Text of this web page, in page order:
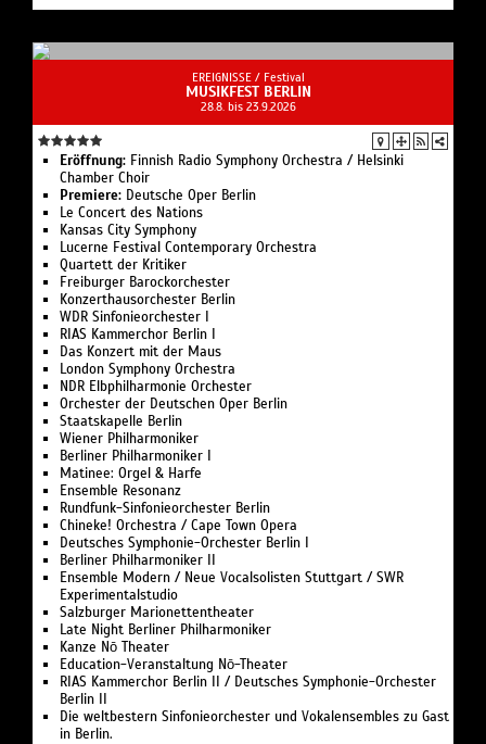
EREIGNISSE / Festival
MUSIKFEST BERLIN
28.8. bis 23.9.2026
Eröffnung: Finnish Radio Symphony Orchestra / Helsinki
Chamber Choir
Premiere: Deutsche Oper Berlin
Le Concert des Nations
Kansas City Symphony
Lucerne Festival Contemporary Orchestra
Quartett der Kritiker
Freiburger Barockorchester
Konzerthausorchester Berlin
WDR Sinfonieorchester I
RIAS Kammerchor Berlin I
Das Konzert mit der Maus
London Symphony Orchestra
NDR Elbphilharmonie Orchester
Orchester der Deutschen Oper Berlin
Staatskapelle Berlin
Wiener Philharmoniker
Berliner Philharmoniker I
Matinee: Orgel & Harfe
Ensemble Resonanz
Rundfunk-Sinfonieorchester Berlin
Chineke! Orchestra / Cape Town Opera
Deutsches Symphonie-Orchester Berlin I
Berliner Philharmoniker II
Ensemble Modern / Neue Vocalsolisten Stuttgart / SWR
Experimentalstudio
Salzburger Marionettentheater
Late Night Berliner Philharmoniker
Kanze Nō Theater
Education-Veranstaltung Nō-Theater
RIAS Kammerchor Berlin II / Deutsches Symphonie-Orchester
Berlin II
Die weltbestern Sinfonieorchester und Vokalensembles zu Gast
in Berlin.